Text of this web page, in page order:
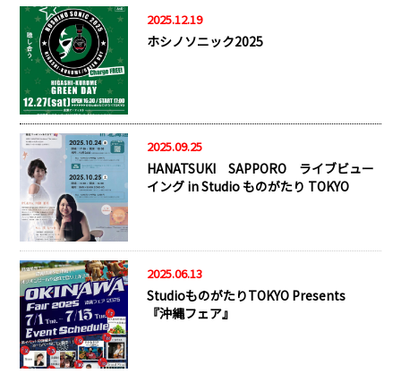
2025.12.19
ホシノソニック2025
2025.09.25
HANATSUKI SAPPORO ライブビュー
イング in Studio ものがたり TOKYO
2025.06.13
StudioものがたりTOKYO Presents
『沖縄フェア』